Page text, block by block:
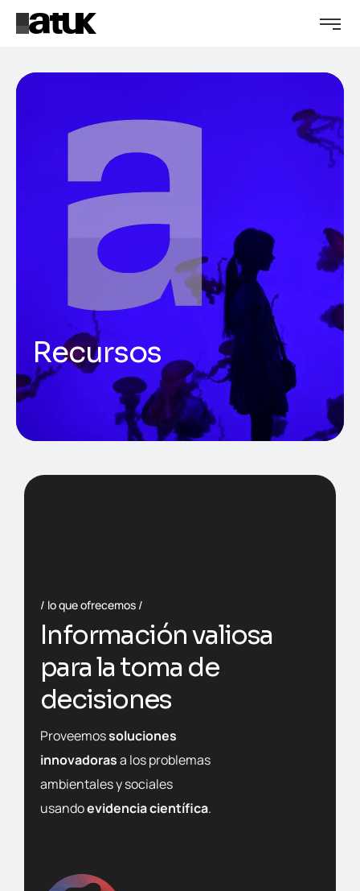
Recursos
lo que ofrecemos
Información valiosa
para la toma de
decisiones
Proveemossoluciones
innovadorasa los problemas
ambientales y sociales
usandoevidencia científica.